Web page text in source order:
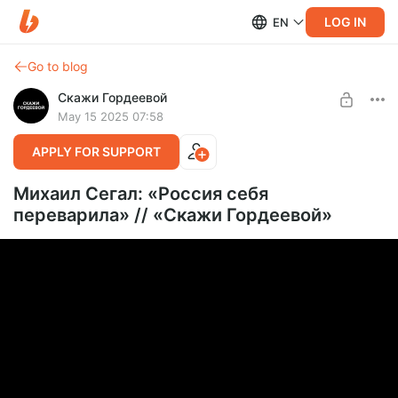
EN LOG IN
Go to blog
Скажи Гордеевой
May 15 2025 07:58
APPLY FOR SUPPORT
Михаил Сегал: «Россия себя
переварила» // «Скажи Гордеевой»